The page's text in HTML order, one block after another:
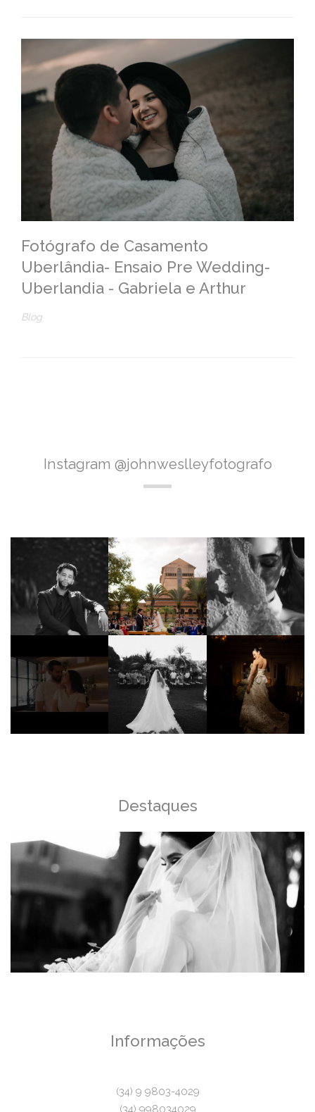
Fotógrafo de Casamento
Uberlândia- Ensaio Pre Wedding-
Uberlandia - Gabriela e Arthur
Blog
Instagram @johnweslleyfotografo
Destaques
Informações
(34) 9 9803-4029
(34) 998034029